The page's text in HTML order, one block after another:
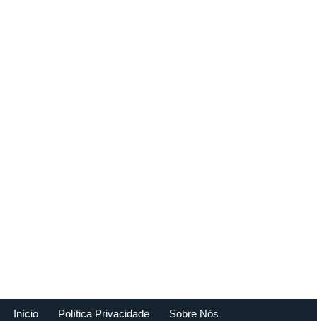
Início Política Privacidade
Sobre Nós